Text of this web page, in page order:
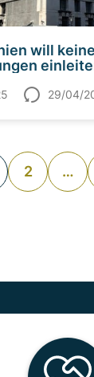
will
29/04/
2 …